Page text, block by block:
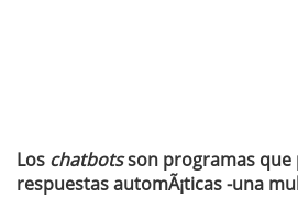
Los chatbotsson programas que
respuestas automÃ¡ticas -una